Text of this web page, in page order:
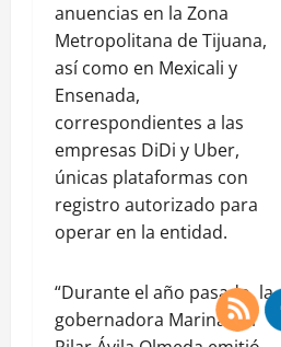
anuencias en la Zona
Metropolitana de Tijuana,
así como en Mexicali y
Ensenada,
correspondientes a las
empresas DiDi y Uber,
únicas plataformas con
registro autorizado para
operar en la entidad.
“Durante el año pasado, la
gobernadora Marina del